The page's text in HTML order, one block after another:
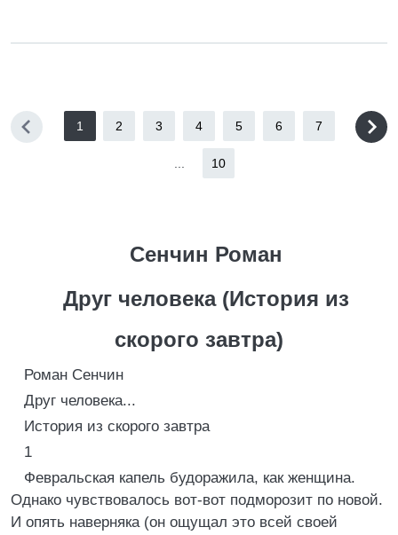
1 2 3 4 5 6 7
10
Сенчин Роман
Друг человека (История из
скорого завтра)
Роман Сенчин
Друг человека...
История из скорого завтра
1
Февральская капель будоражила, как женщина.
Однако чувствовалось вот-вот подморозит по новой.
И опять наверняка (он ощущал это всей своей